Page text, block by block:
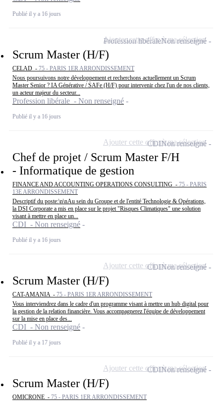
Publié il y a 16 jours
Scrum Master (H/F)
CELAD - 75 - PARIS 1ER ARRONDISSEMENT
Nous poursuivons notre développement et recherchons actuellement un Scrum
Master Senior ? IA Générative / SAFe (H/F) pour intervenir chez l'un de nos clients,
un acteur majeur du secteur...
Profession libérale - Non renseigné
Publié il y a 16 jours
Profession libéraleNon renseigné
Ajouter cette offre à ma sélection
Chef de projet / Scrum Master F/H
- Informatique de gestion
FINANCE AND ACCOUNTING OPERATIONS CONSULTING - 75 - PARIS
13E ARRONDISSEMENT
Descriptif du poste:\n\nAu sein du Groupe et de l'entité Technologie & Opérations,
la DSI Corporate a mis en place sur le projet "Risques Climatiques" une solution
visant à mettre en place un...
CDI - Non renseigné
Publié il y a 16 jours
CDINon renseigné
Ajouter cette offre à ma sélection
Scrum Master (H/F)
CAT-AMANIA - 75 - PARIS 1ER ARRONDISSEMENT
Vous interviendrez dans le cadre d'un programme visant à mettre un hub digital pour
la gestion de la relation financière. Vous accompagnerez l'équipe de développement
sur la mise en place des...
CDI - Non renseigné
Publié il y a 17 jours
CDINon renseigné
Ajouter cette offre à ma sélection
Scrum Master (H/F)
OMICRONE - 75 - PARIS 1ER ARRONDISSEMENT
CDINon renseigné
Ajouter cette offre à ma sélection